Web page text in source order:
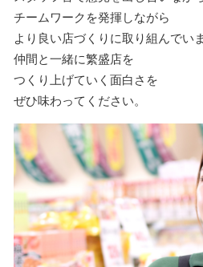
チームワークを発揮しながら
より良い店づくりに取り組んでいま
仲間と一緒に繁盛店を
つくり上げていく面白さを
ぜひ味わってください。